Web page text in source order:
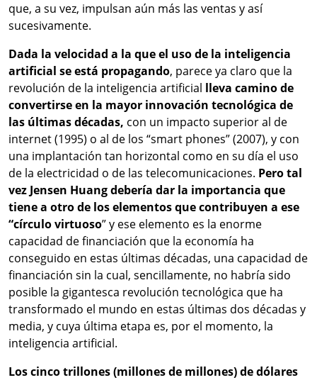
que, a su vez, impulsan aún más las ventas y así
sucesivamente.
Dada la velocidad a la que el uso de la inteligencia
artificial se está propagando, parece ya claro que la
revolución de la inteligencia artificial lleva camino de
convertirse en la mayor innovación tecnológica de
las últimas décadas, con un impacto superior al de
internet (1995) o al de los “smart phones” (2007), y con
una implantación tan horizontal como en su día el uso
de la electricidad o de las telecomunicaciones. Pero tal
vez Jensen Huang debería dar la importancia que
tiene a otro de los elementos que contribuyen a ese
“círculo virtuoso” y ese elemento es la enorme
capacidad de financiación que la economía ha
conseguido en estas últimas décadas, una capacidad de
financiación sin la cual, sencillamente, no habría sido
posible la gigantesca revolución tecnológica que ha
transformado el mundo en estas últimas dos décadas y
media, y cuya última etapa es, por el momento, la
inteligencia artificial.
Los cinco trillones (millones de millones) de dólares